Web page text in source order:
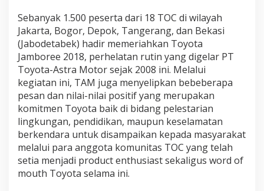
Sebanyak 1.500 peserta dari 18 TOC di wilayah
Jakarta, Bogor, Depok, Tangerang, dan Bekasi
(Jabodetabek) hadir memeriahkan Toyota
Jamboree 2018, perhelatan rutin yang digelar PT
Toyota-Astra Motor sejak 2008 ini. Melalui
kegiatan ini, TAM juga menyelipkan bebeberapa
pesan dan nilai-nilai positif yang merupakan
komitmen Toyota baik di bidang pelestarian
lingkungan, pendidikan, maupun keselamatan
berkendara untuk disampaikan kepada masyarakat
melalui para anggota komunitas TOC yang telah
setia menjadi product enthusiast sekaligus word of
mouth Toyota selama ini.